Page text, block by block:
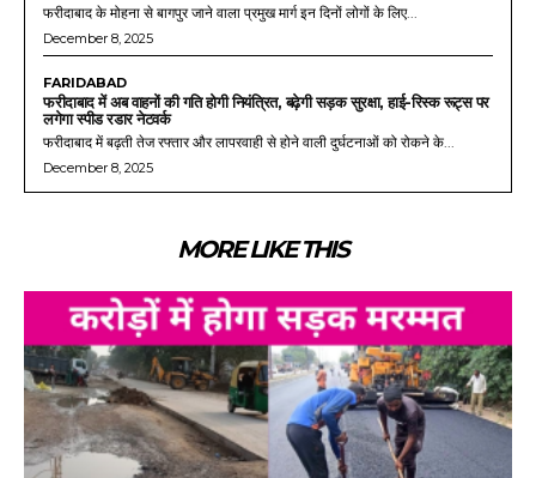
फरीदाबाद के मोहना से बागपुर जाने वाला प्रमुख मार्ग इन दिनों लोगों के लिए...
December 8, 2025
FARIDABAD
फरीदाबाद में अब वाहनों की गति होगी नियंत्रित, बढ़ेगी सड़क सुरक्षा, हाई-रिस्क रूट्स पर
लगेगा स्पीड रडार नेटवर्क
फरीदाबाद में बढ़ती तेज रफ्तार और लापरवाही से होने वाली दुर्घटनाओं को रोकने के...
December 8, 2025
MORE LIKE THIS